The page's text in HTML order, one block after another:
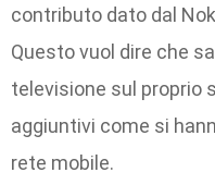
contributo dato dal
Questo vuol dire che
televisione sul proprio
aggiuntivi come si
rete mobile.